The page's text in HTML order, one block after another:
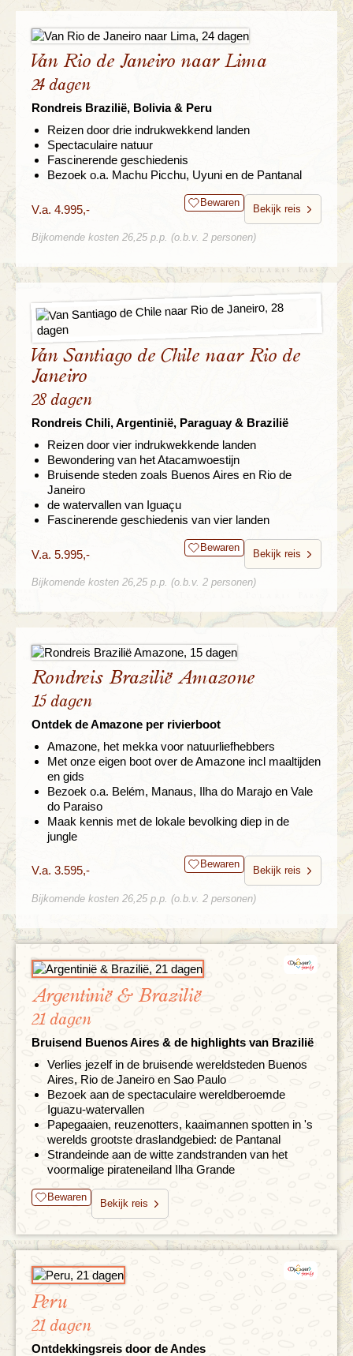
Van Rio de Janeiro naar Lima
24 dagen
Rondreis Brazilië, Bolivia & Peru
Reizen door drie indrukwekkend landen
Spectaculaire natuur
Fascinerende geschiedenis
Bezoek o.a. Machu Picchu, Uyuni en de Pantanal
V.a. 4.995,- Bewaren
Bekijk reis
Bijkomende kosten 26,25 p.p. (o.b.v. 2 personen)
Van Santiago de Chile naar Rio de
Janeiro
28 dagen
Rondreis Chili, Argentinië, Paraguay & Brazilië
Reizen door vier indrukwekkende landen
Bewondering van het Atacamwoestijn
Bruisende steden zoals Buenos Aires en Rio de
Janeiro
de watervallen van Iguaçu
Fascinerende geschiedenis van vier landen
V.a. 5.995,- Bewaren
Bekijk reis
Bijkomende kosten 26,25 p.p. (o.b.v. 2 personen)
Rondreis Brazilië Amazone
15 dagen
Ontdek de Amazone per rivierboot
Amazone, het mekka voor natuurliefhebbers
Met onze eigen boot over de Amazone incl maaltijden
en gids
Bezoek o.a. Belém, Manaus, Ilha do Marajo en Vale
do Paraiso
Maak kennis met de lokale bevolking diep in de
jungle
V.a. 3.595,- Bewaren
Bekijk reis
Bijkomende kosten 26,25 p.p. (o.b.v. 2 personen)
Argentinië & Brazilië
21 dagen
Bruisend Buenos Aires & de highlights van Brazilië
Verlies jezelf in de bruisende wereldsteden Buenos
Aires, Rio de Janeiro en Sao Paulo
Bezoek aan de spectaculaire wereldberoemde
Iguazu-watervallen
Papegaaien, reuzenotters, kaaimannen spotten in 's
werelds grootste draslandgebied: de Pantanal
Strandeinde aan de witte zandstranden van het
voormalige pirateneiland Ilha Grande
Bewaren
Bekijk reis
Peru
21 dagen
Ontdekkingsreis door de Andes